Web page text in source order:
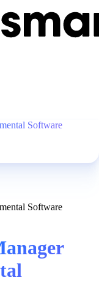
Software
Software